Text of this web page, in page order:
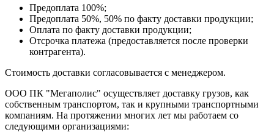
Предоплата 100%;
Предоплата 50%, 50% по факту доставки продукции;
Оплата по факту доставки продукции;
Отсрочка платежа (предоставляется после проверки
контрагента).
Стоимость доставки согласовывается с менеджером.
ООО ПК "Мегаполис" осуществляет доставку грузов, как
собственным транспортом, так и крупными транспортными
компаниям. На протяжении многих лет мы работаем со
следующими организациями: